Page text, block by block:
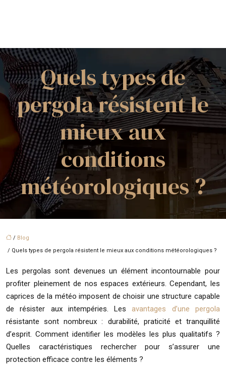
Quels types de
pergola résistent le
mieux aux
conditions
météorologiques ?
/ Blog
/ Quels types de pergola résistent le mieux aux conditions météorologiques ?
Les pergolas sont devenues un élément incontournable pour
profiter pleinement de nos espaces extérieurs. Cependant, les
caprices de la météo imposent de choisir une structure capable
de résister aux intempéries. Lesavantages d’une pergola
résistante sont nombreux : durabilité, praticité et tranquillité
d’esprit. Comment identifier les modèles les plus qualitatifs ?
Quelles caractéristiques rechercher pour s’assurer une
protection efficace contre les éléments ?